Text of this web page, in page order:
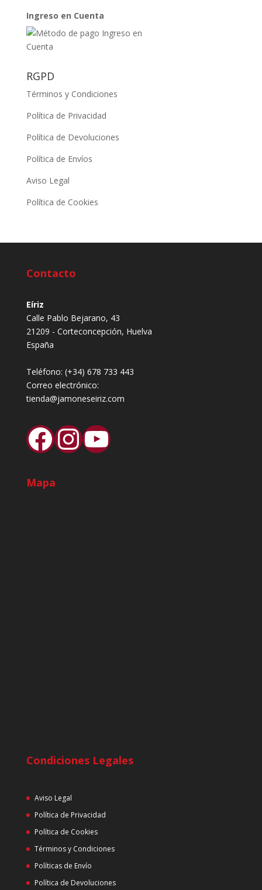
Ingreso en Cuenta
RGPD
Términos y Condiciones
Política de Privacidad
Política de Devoluciones
Política de Envíos
Aviso Legal
Política de Cookies
Contacto
Eíriz
Calle Pablo Bejarano, 43
21209 - Corteconcepción, Huelva
España
Teléfono: (+34) 678 733 443
Correo electrónico:
tienda@jamoneseiriz.com
Facebook
Instagram
YouTube
Mapa
Condiciones Legales
Aviso Legal
Política de Privacidad
Política de Cookies
Términos y Condiciones
Políticas de Envío
Política de Devoluciones